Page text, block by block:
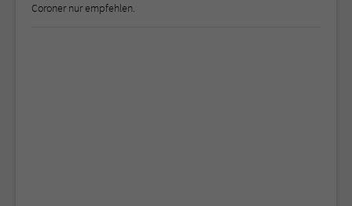
Coroner nur empfehlen.